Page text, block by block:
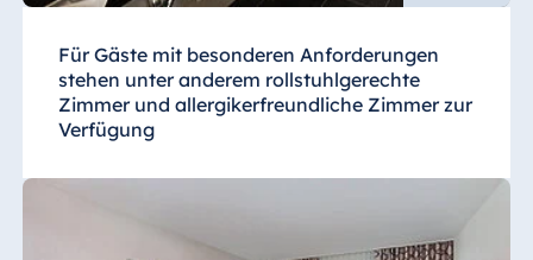
Für Gäste mit besonderen Anforderungen
stehen unter anderem rollstuhlgerechte
Zimmer und allergikerfreundliche Zimmer zur
Verfügung